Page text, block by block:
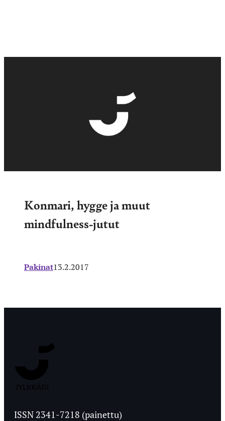
Konmari, hygge ja muut
mindfulness-jutut
Pakinat13.2.2017
Ylioppilaslehti
ISSN 2341-7218 (painettu)